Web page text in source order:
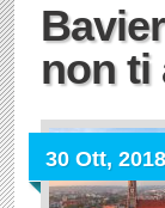
non ti
30 Ott, 2018